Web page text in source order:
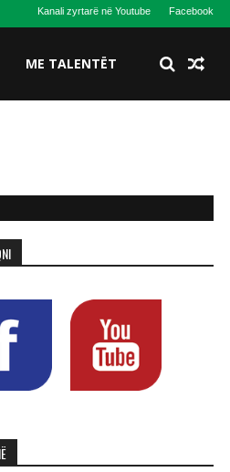
Kanali zyrtarë në Youtube Facebook
ME TALENTËT